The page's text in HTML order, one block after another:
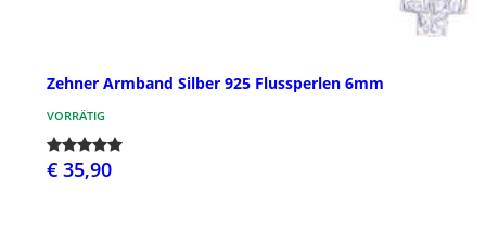
Zehner Armband Silber 925 Flussperlen 6mm
VORRÄTIG
€ 35,90